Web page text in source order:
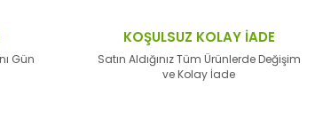
Gün
KOŞULSUZ KOLAY İADE
Satın Aldığınız Tüm Ürünlerde Değişim
ve Kolay İade